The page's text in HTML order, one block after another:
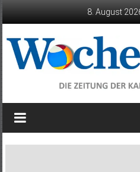
8. August
Wochenblatt
die